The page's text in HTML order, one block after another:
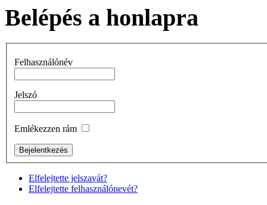
Belépés a honlapra
Felhasználónév
Jelszó
Emlékezzen rám
Elfelejtette jelszavát?
Elfelejtette felhasználónevét?